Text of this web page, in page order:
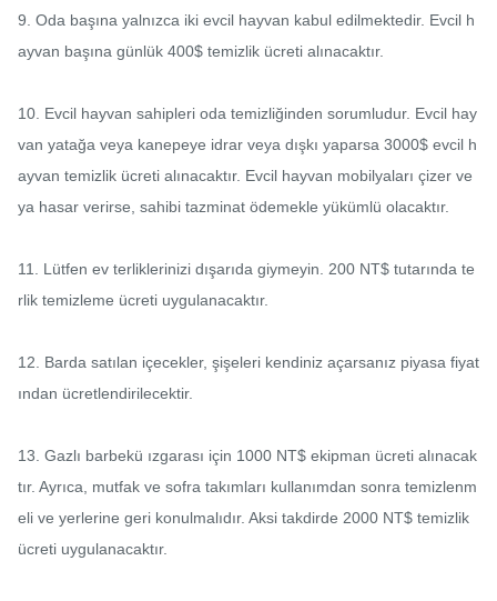
9. Oda başına yalnızca iki evcil hayvan kabul edilmektedir. Evcil h
ayvan başına günlük 400$ temizlik ücreti alınacaktır.
10. Evcil hayvan sahipleri oda temizliğinden sorumludur. Evcil hay
van yatağa veya kanepeye idrar veya dışkı yaparsa 3000$ evcil h
ayvan temizlik ücreti alınacaktır. Evcil hayvan mobilyaları çizer ve
ya hasar verirse, sahibi tazminat ödemekle yükümlü olacaktır.
11. Lütfen ev terliklerinizi dışarıda giymeyin. 200 NT$ tutarında te
rlik temizleme ücreti uygulanacaktır.
12. Barda satılan içecekler, şişeleri kendiniz açarsanız piyasa fiyat
ından ücretlendirilecektir.
13. Gazlı barbekü ızgarası için 1000 NT$ ekipman ücreti alınacak
tır. Ayrıca, mutfak ve sofra takımları kullanımdan sonra temizlenm
eli ve yerlerine geri konulmalıdır. Aksi takdirde 2000 NT$ temizlik
ücreti uygulanacaktır.